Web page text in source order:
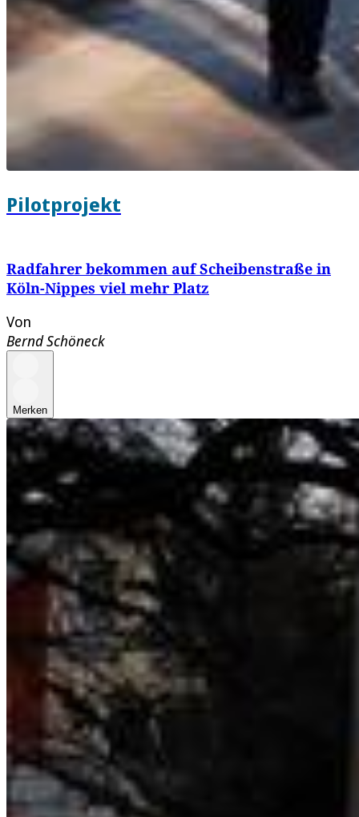
Pilotprojekt
Radfahrer bekommen auf Scheibenstraße in
Köln-Nippes viel mehr Platz
Von
Bernd Schöneck
Merken